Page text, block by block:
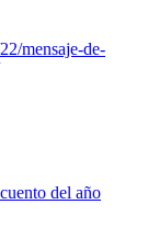
mensaje-de-
del año